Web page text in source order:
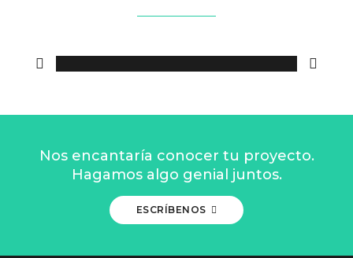
WEB BASIC
Nos encantaría conocer tu proyecto.
Hagamos algo genial juntos.
ESCRÍBENOS